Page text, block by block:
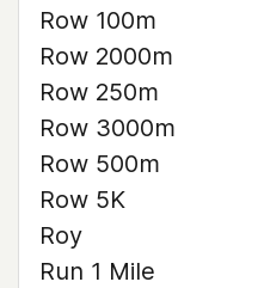
Row 100m
Row 2000m
Row 250m
Row 3000m
Row 500m
Row 5K
Roy
Run 1 Mile